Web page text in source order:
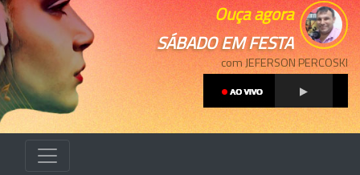
Ouça agora
SÁBADO EM FESTA
com JEFERSON PERCOSKI